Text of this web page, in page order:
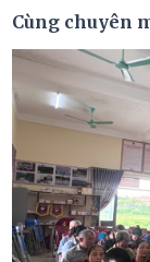
Cùng chuyên